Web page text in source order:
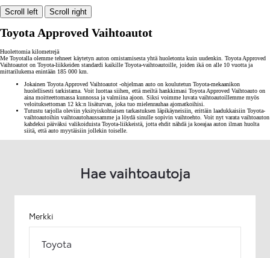
Scroll left Scroll right
Toyota Approved Vaihtoautot
Huolettomia kilometrejä
Me Toyotalla olemme tehneet käytetyn auton omistamisesta yhtä huoletonta kuin uudenkin. Toyota Approved
Vaihtoautot on Toyota-liikkeiden standardi kaikille Toyota-vaihtoautoille, joiden ikä on alle 10 vuotta ja
mittarilukema enintään 185 000 km.
Jokainen Toyota Approved Vaihtoautot -ohjelman auto on koulutetun Toyota-mekaanikon
huolellisesti tarkistama. Voit luottaa siihen, että meiltä hankkimasi Toyota Approved Vaihtoauto on
aina moitteettomassa kunnossa ja valmiina ajoon. Siksi voimme luvata vaihtoautoillemme myös
veloituksettoman 12 kk:n lisäturvan, joka tuo mielenrauhaa ajomatkoihisi.
Tutustu tarjolla oleviin yksityiskohtaisen tarkastuksen läpikäyneisiin, erittäin laadukkaisiin Toyota-
vaihtoautoihin vaihtoautohaussamme ja löydä sinulle sopivin vaihtoehto. Voit nyt varata vaihtoauton
kahdeksi päiväksi valikoiduista Toyota-liikkeistä, jotta ehdit nähdä ja koeajaa auton ilman huolta
siitä, että auto myytäisiin jollekin toiselle.
Hae vaihtoautoja
Merkki
Toyota